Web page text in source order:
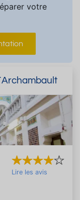
votre
Lire les avis